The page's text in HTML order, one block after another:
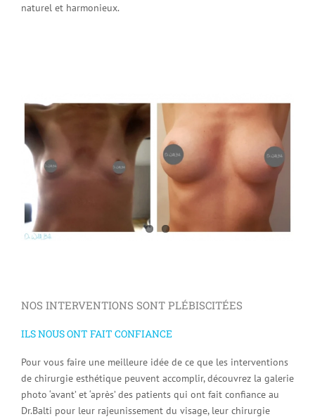
naturel et harmonieux.
NOS INTERVENTIONS SONT PLÉBISCITÉES
ILS NOUS ONT FAIT CONFIANCE
Pour vous faire une meilleure idée de ce que les interventions
de chirurgie esthétique peuvent accomplir, découvrez la galerie
photo ‘avant’ et ‘après’ des patients qui ont fait confiance au
Dr.Balti pour leur rajeunissement du visage, leur chirurgie